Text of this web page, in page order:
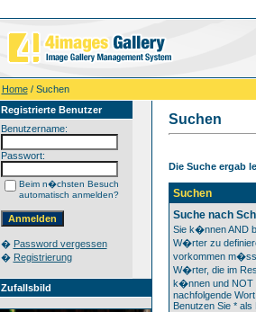
Home/ Suchen
Registrierte Benutzer
Benutzername:
Passwort:
Beim n�chsten Besuch
automatisch anmelden?
� Password vergessen
� Registrierung
Zufallsbild
Suchen
Die Suche ergab
Suchen
Suche nach
Sie k�nnen AND
W�rter zu
vorkommen
W�rter, die im
k�nnen und NOT
nachfolgende
Benutzen Sie * als